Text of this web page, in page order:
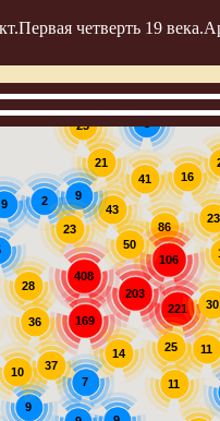
четверть 19
203
86
221
169
36
106
408
43
11
37
21
16
14
41
9
23
7
25
9
9
50
2
28
23
10
30
11
23